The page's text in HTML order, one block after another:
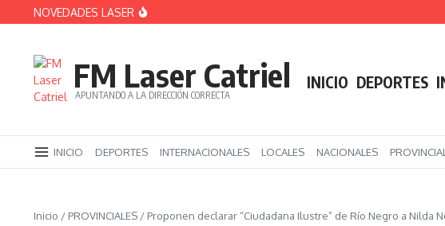
Saltar al contenido
NOVEDADES LASER
ATE ya inició un acampe en la Legislatura por el pase a planta
FM Laser Catriel
APUNTANDO A LA DIRECCIÓN CORRECTA
INICIO DEPORTES
INICIO DEPORTES INTERNACIONALES LOCALES NACIONALES
Inicio / PROVINCIALES / Proponen declarar “Ciudadana Ilustre” de Río Negro a Nilda